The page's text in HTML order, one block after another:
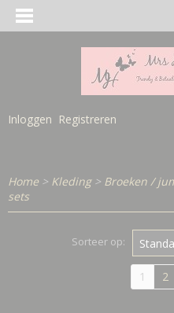
Inloggen Registreren
Home > Kleding> Broeken /
sets
Sorteer op:
1 2